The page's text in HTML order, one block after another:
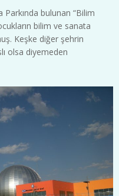
Parkında bulunan “Bilim
bilim ve sanata
Keşke diğer şehrin
olsa diyemeden